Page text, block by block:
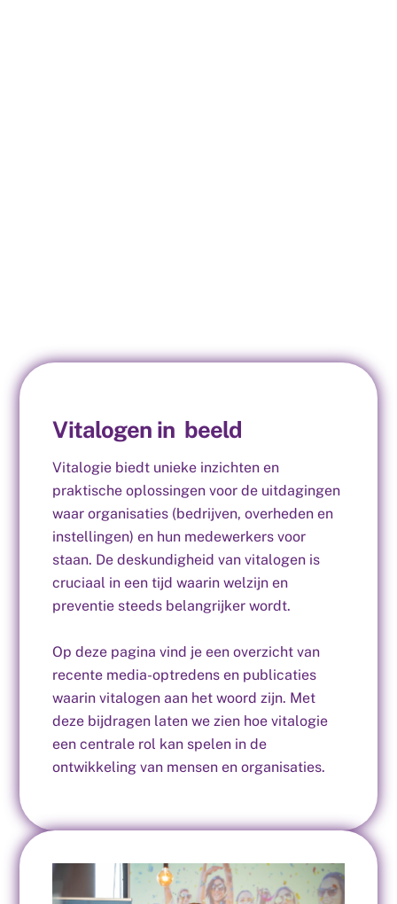
Vitalogen in beeld
Vitalogie biedt unieke inzichten en
praktische oplossingen voor de uitdagingen
waar organisaties (bedrijven, overheden en
instellingen) en hun medewerkers voor
staan. De deskundigheid van vitalogen is
cruciaal in een tijd waarin welzijn en
preventie steeds belangrijker wordt.
Op deze pagina vind je een overzicht van
recente media-optredens en publicaties
waarin vitalogen aan het woord zijn. Met
deze bijdragen laten we zien hoe vitalogie
een centrale rol kan spelen in de
ontwikkeling van mensen en organisaties.